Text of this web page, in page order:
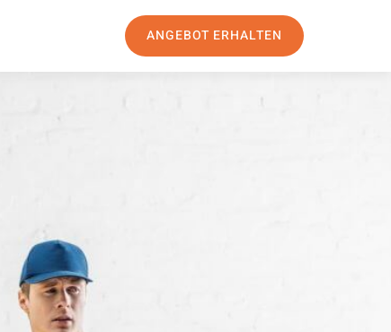
ANGEBOT ERHALTEN